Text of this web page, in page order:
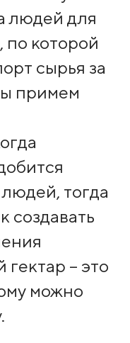
людей для
по которой
сырья за
примем
тогда
создавать
– это
можно